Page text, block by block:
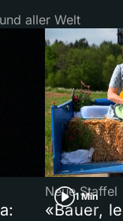
aller Welt
1 Min
Neue Staffel
«Bauer,